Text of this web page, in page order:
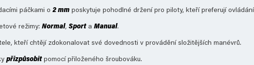
páčkami o 2 mm poskytuje pohodlné držení pro piloty, kteří preferují ovládání
režimy: Normal, Sporta Manual.
kteří chtějí zdokonalovat své dovednosti v provádění složitějších manévrů.
přizpůsobitpomocí přiloženého šroubováku.